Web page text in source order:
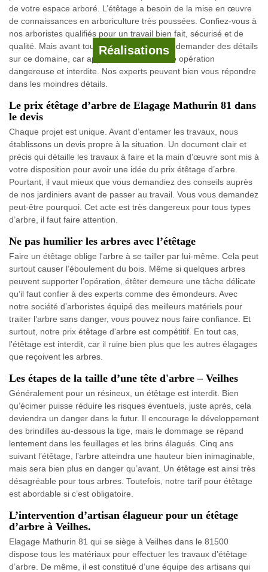
Réalisations
de votre espace arboré. L’étêtage a besoin de la mise en œuvre
de connaissances en arboriculture très poussées. Confiez-vous à
nos arboristes qualifiés pour un travail bien fait, sécurisé et de
qualité. Mais avant tout, ne négligez pas de demander des détails
sur ce domaine, car apparemment c’est une opération
dangereuse et interdite. Nos experts peuvent bien vous répondre
dans les moindres détails.
Le prix étêtage d’arbre de Elagage Mathurin 81 dans
le devis
Chaque projet est unique. Avant d’entamer les travaux, nous
établissons un devis propre à la situation. Un document clair et
précis qui détaille les travaux à faire et la main d’œuvre sont mis à
votre disposition pour avoir une idée du prix étêtage d’arbre.
Pourtant, il vaut mieux que vous demandiez des conseils auprès
de nos jardiniers avant de passer au travail. Vous vous demandez
peut-être pourquoi. Cet acte est très dangereux pour tous types
d’arbre, il faut faire attention.
Ne pas humilier les arbres avec l’étêtage
Faire un étêtage oblige l'arbre à se tailler par lui-même. Cela peut
surtout causer l’éboulement du bois. Même si quelques arbres
peuvent supporter l’opération, étêter demeure une tâche délicate
qu’il faut confier à des experts comme des émondeurs. Avec
notre société d’arboristes équipé des meilleurs matériels pour
traiter l’arbre sans danger, vous pouvez nous faire confiance. Et
surtout, notre prix étêtage d'arbre est compétitif. En tout cas,
l'étêtage est interdit, car il ruine bien plus que les autres élagages
que reçoivent les arbres.
Les étapes de la taille d’une tête d'arbre – Veilhes
Généralement pour un résineux, un étêtage est interdit. Bien
qu’écimer puisse réduire les risques éventuels, juste après, cela
deviendra un danger dans le futur. Il encourage le développement
des brindilles au-dessous la tige, mais le dommage se répand
lentement dans les feuillages et les brins élagués. Cinq ans
suivant l’étêtage, l’arbre atteindra une hauteur bien inimaginable,
mais sera bien plus en danger qu’avant. Un étêtage est ainsi très
désagréable pour tous arbres. Toutefois, notre tarif pour étêtage
est abordable si c’est obligatoire.
L’intervention d’artisan élagueur pour un étêtage
d’arbre à Veilhes.
Elagage Mathurin 81 qui se siège à Veilhes dans le 81500
dispose tous les matériaux pour effectuer les travaux d’étêtage
d’arbre. De même, il est constitué d’une équipe des artisans qui